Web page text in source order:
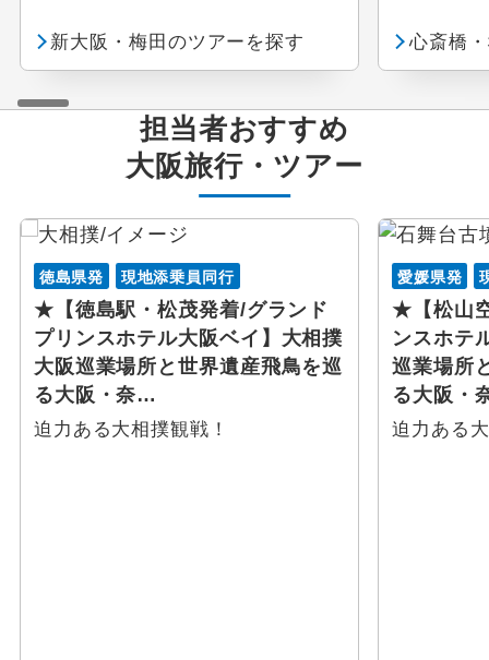
新大阪・梅田のツアーを探す 心斎橋
担当者おすすめ
大阪旅行・ツアー
徳島県発 現地添乗員同行
★【徳島駅・松茂発着/グランド
プリンスホテル大阪ベイ】大相撲
大阪巡業場所と世界遺産飛鳥を巡
る大阪・奈…
迫力ある大相撲観戦！
愛媛県発
★【松山
ンスホテ
巡業場所
る大阪・
迫力ある